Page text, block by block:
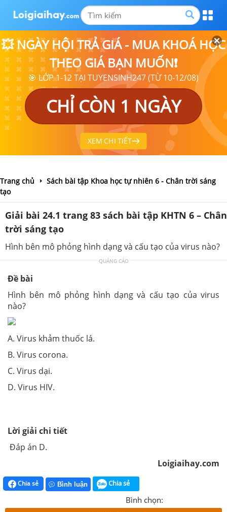
💥 NGÀY HỘI TRẢ GIÁ - MUA KHOÁ HỌC
THEO GIÁ BẠN MUỐN❗
🎯 LỚP 1-12 TẠI TUYENSINH247 (TỪ 10-12/08)
CHỈ CÒN 1 NGÀY
XEM CHI TIẾT
Trang chủ
Sách bài tập Khoa học tự nhiên 6 - Chân trời sáng
tạo
Giải bài 24.1 trang 83 sách bài tập KHTN 6 – Chân
trời sáng tạo
Hình bên mô phỏng hình dạng và cấu tạo của virus nào?
QUẢNG CÁO
Đề bài
Hình bên mô phỏng hình dạng và cấu tạo của virus
nào?
A. Virus khảm thuốc lá.
B. Virus corona.
C. Virus dại.
D. Virus HIV.
Lời giải chi tiết
Đáp án D.
Loigiaihay.com
Chia sẻ Bình luận Chia sẻ
Bình chọn: